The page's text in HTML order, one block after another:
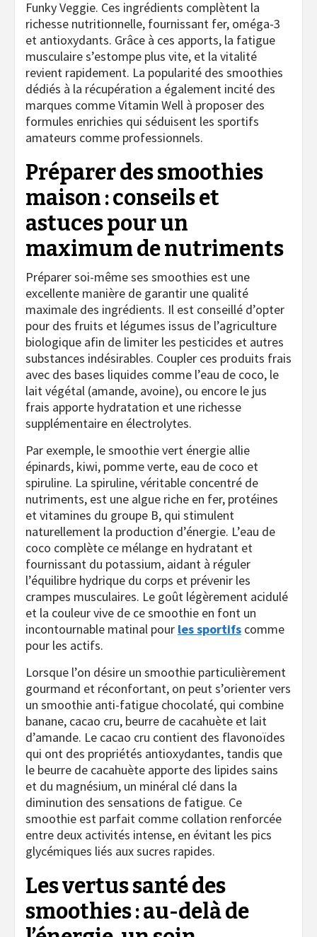
Funky Veggie. Ces ingrédients complètent la
richesse nutritionnelle, fournissant fer, oméga-3
et antioxydants. Grâce à ces apports, la fatigue
musculaire s’estompe plus vite, et la vitalité
revient rapidement. La popularité des smoothies
dédiés à la récupération a également incité des
marques comme Vitamin Well à proposer des
formules enrichies qui séduisent les sportifs
amateurs comme professionnels.
Préparer des smoothies
maison : conseils et
astuces pour un
maximum de nutriments
Préparer soi-même ses smoothies est une
excellente manière de garantir une qualité
maximale des ingrédients. Il est conseillé d’opter
pour des fruits et légumes issus de l’agriculture
biologique afin de limiter les pesticides et autres
substances indésirables. Coupler ces produits frais
avec des bases liquides comme l’eau de coco, le
lait végétal (amande, avoine), ou encore le jus
frais apporte hydratation et une richesse
supplémentaire en électrolytes.
Par exemple, le smoothie vert énergie allie
épinards, kiwi, pomme verte, eau de coco et
spiruline. La spiruline, véritable concentré de
nutriments, est une algue riche en fer, protéines
et vitamines du groupe B, qui stimulent
naturellement la production d’énergie. L’eau de
coco complète ce mélange en hydratant et
fournissant du potassium, aidant à réguler
l’équilibre hydrique du corps et prévenir les
crampes musculaires. Le goût légèrement acidulé
et la couleur vive de ce smoothie en font un
incontournable matinal pour les sportifs comme
pour les actifs.
Lorsque l’on désire un smoothie particulièrement
gourmand et réconfortant, on peut s’orienter vers
un smoothie anti-fatigue chocolaté, qui combine
banane, cacao cru, beurre de cacahuète et lait
d’amande. Le cacao cru contient des flavonoïdes
qui ont des propriétés antioxydantes, tandis que
le beurre de cacahuète apporte des lipides sains
et du magnésium, un minéral clé dans la
diminution des sensations de fatigue. Ce
smoothie est parfait comme collation renforcée
entre deux activités intense, en évitant les pics
glycémiques liés aux sucres rapides.
Les vertus santé des
smoothies : au-delà de